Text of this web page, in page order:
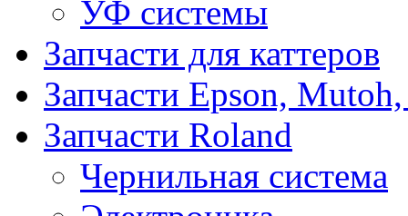
УФ системы
Запчасти для каттеров
Запчасти Epson,
Запчасти Roland
Чернильная система